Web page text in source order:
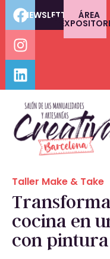
NEWSLETTER ÁREA
Taller Make & Take
cocina en
con